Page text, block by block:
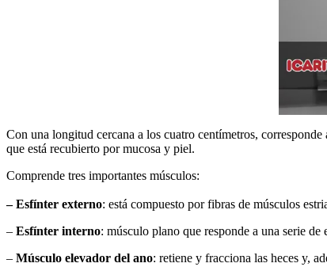
Con una longitud cercana a los cuatro centímetros,
que está recubierto por mucosa y piel.
Comprende tres importantes músculos:
– Esfínter externo: está compuesto por fibras de músculos
– Esfínter interno: músculo plano que responde a una serie
– Músculo elevador del ano: retiene y fracciona las heces y,